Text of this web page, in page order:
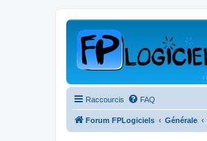
Raccourcis FAQ
Forum FPLogiciels Générale